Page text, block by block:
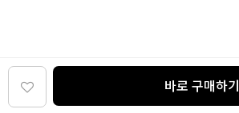
바로 구매하기